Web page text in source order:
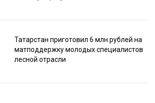
Татарстан приготовил 6 млн рублей на
матподдержку молодых специалистов
лесной отрасли